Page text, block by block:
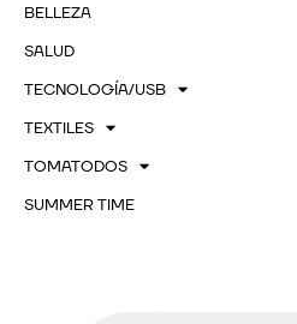
BELLEZA
SALUD
TECNOLOGÍA/USB
TEXTILES
TOMATODOS
SUMMER TIME